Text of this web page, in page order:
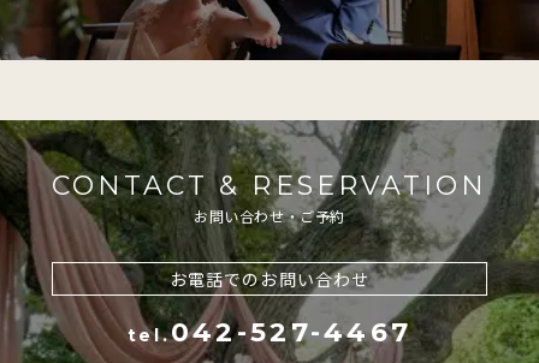
CONTACT & RESERVATION
お問い合わせ・ご予約
お電話でのお問い合わせ
tel.042-527-4467